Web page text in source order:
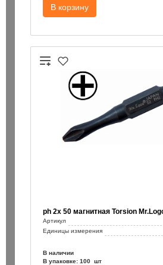
В корзину
ph 2х 50 магнитная Torsion
Артикул
Единицы измерения
В наличии
В упаковке: 100 шт